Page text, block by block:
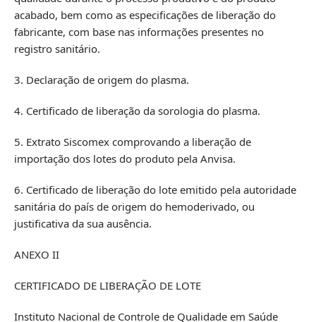
acabado, bem como as especificações de liberação do
fabricante, com base nas informações presentes no
registro sanitário.
3. Declaração de origem do plasma.
4. Certificado de liberação da sorologia do plasma.
5. Extrato Siscomex comprovando a liberação de
importação dos lotes do produto pela Anvisa.
6. Certificado de liberação do lote emitido pela autoridade
sanitária do país de origem do hemoderivado, ou
justificativa da sua ausência.
ANEXO II
CERTIFICADO DE LIBERAÇÃO DE LOTE
Instituto Nacional de Controle de Qualidade em Saúde